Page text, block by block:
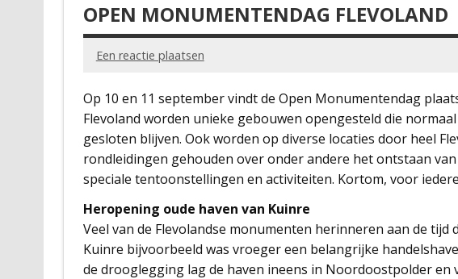
OPEN MONUMENTENDAG FLEVOLAND
Een reactie plaatsen
Op 10 en 11 september vindt de Open Monumentendag
Flevoland worden unieke gebouwen opengesteld die
gesloten blijven. Ook worden op diverse locaties door heel
rondleidingen gehouden over onder andere het ontstaan
speciale tentoonstellingen en activiteiten. Kortom, voor
Heropening oude haven van Kuinre
Veel van de Flevolandse monumenten herinneren aan de tijd
Kuinre bijvoorbeeld was vroeger een belangrijke
de drooglegging lag de haven ineens in Noordoostpolder